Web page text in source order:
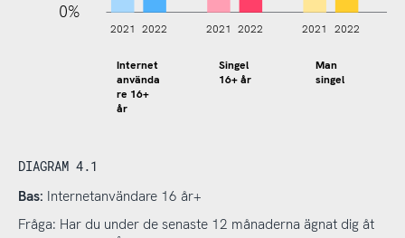
0%
Internet
använda
re 16+
år
Singel
16+ år
Man
singel
2021 2022 2021 2022 2021 2022
DIAGRAM 4.1
Bas: Internetanvändare 16 år+
Fråga: Har du under de senaste 12 månaderna ägnat dig åt